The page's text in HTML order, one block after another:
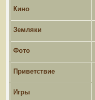
Кино
Земляки
Фото
Приветствие
Игры